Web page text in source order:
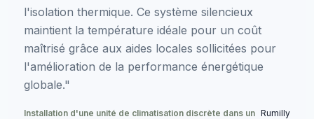
l'isolation thermique. Ce système silencieux
maintient la température idéale pour un coût
maîtrisé grâce aux aides locales sollicitées pour
l'amélioration de la performance énergétique
globale."
Installation d'une unité de climatisation discrète dans un Rumilly